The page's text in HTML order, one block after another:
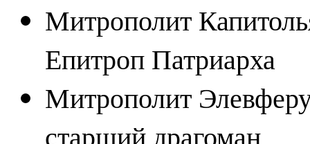
Митрополит
Епитроп Патриарха
Митрополит
старший драгоман